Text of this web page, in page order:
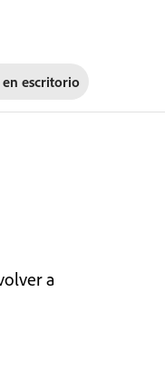
escritorio
a